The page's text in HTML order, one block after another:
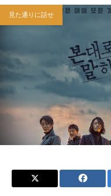
見た通りに話せ